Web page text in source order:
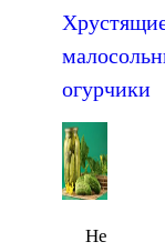
огурчики
Не